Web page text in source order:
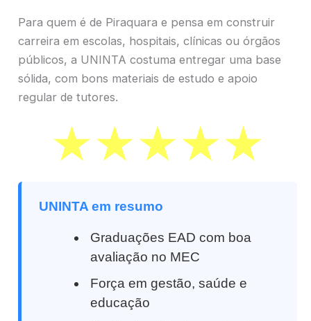
Para quem é de Piraquara e pensa em construir
carreira em escolas, hospitais, clínicas ou órgãos
públicos, a UNINTA costuma entregar uma base
sólida, com bons materiais de estudo e apoio
regular de tutores.
UNINTA em resumo
Graduações EAD com boa
avaliação no MEC
Força em gestão, saúde e
educação